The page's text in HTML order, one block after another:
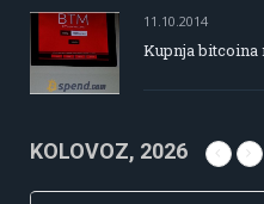
11.10.2014
Kupnja bitcoina
KOLOVOZ, 2026